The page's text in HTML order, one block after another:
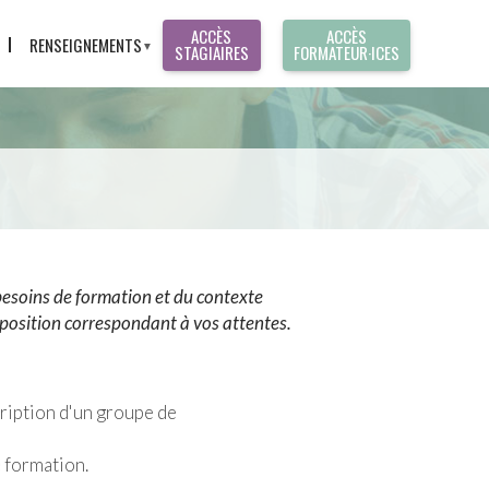
RENSEIGNEMENTS
PRÉ-INSCRIPTION
ACCÈS
STAGIAIRES
ACCÈS
FORMATEUR·ICES
de formation et du contexte
correspondant à vos attentes.
d'un groupe de
formation.